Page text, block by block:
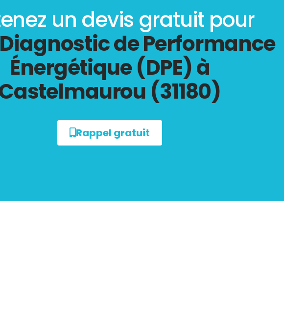
un devis gratuit pour
Diagnostic de Performance
Énergétique (DPE) à
(31180)
Rappel gratuit